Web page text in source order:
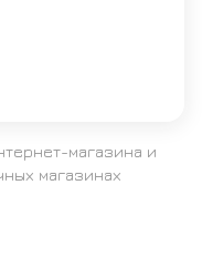
магазина и
магазинах